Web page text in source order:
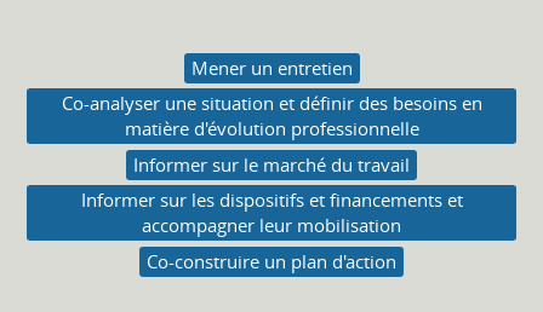
Mener un entretien
Co-analyser une situation et définir des besoins en
matière d'évolution professionnelle
Informer sur le marché du travail
Informer sur les dispositifs et financements et
accompagner leur mobilisation
Co-construire un plan d'action